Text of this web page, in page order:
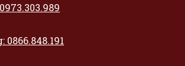
0866.848.191